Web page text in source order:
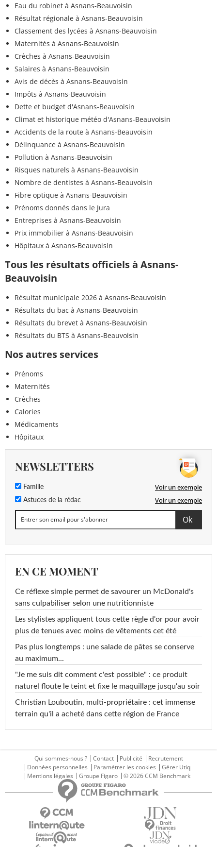
Eau du robinet à Asnans-Beauvoisin
Résultat régionale à Asnans-Beauvoisin
Classement des lycées à Asnans-Beauvoisin
Maternités à Asnans-Beauvoisin
Crèches à Asnans-Beauvoisin
Salaires à Asnans-Beauvoisin
Avis de décès à Asnans-Beauvoisin
Impôts à Asnans-Beauvoisin
Dette et budget d'Asnans-Beauvoisin
Climat et historique météo d'Asnans-Beauvoisin
Accidents de la route à Asnans-Beauvoisin
Délinquance à Asnans-Beauvoisin
Pollution à Asnans-Beauvoisin
Risques naturels à Asnans-Beauvoisin
Nombre de dentistes à Asnans-Beauvoisin
Fibre optique à Asnans-Beauvoisin
Prénoms donnés dans le Jura
Entreprises à Asnans-Beauvoisin
Prix immobilier à Asnans-Beauvoisin
Hôpitaux à Asnans-Beauvoisin
Tous les résultats officiels à Asnans-
Beauvoisin
Résultat municipale 2026 à Asnans-Beauvoisin
Résultats du bac à Asnans-Beauvoisin
Résultats du brevet à Asnans-Beauvoisin
Résultats du BTS à Asnans-Beauvoisin
Nos autres services
Prénoms
Maternités
Crèches
Calories
Médicaments
Hôpitaux
NEWSLETTERS
Famille Voir un exemple
Astuces de la rédac Voir un exemple
EN CE MOMENT
Ce réflexe simple permet de savourer un McDonald's
sans culpabiliser selon une nutritionniste
Les stylistes appliquent tous cette règle d'or pour avoir
plus de tenues avec moins de vêtements cet été
Pas plus longtemps : une salade de pâtes se conserve
au maximum...
"Je me suis dit comment c'est possible" : ce produit
naturel floute le teint et fixe le maquillage jusqu'au soir
Christian Louboutin, multi-propriétaire : cet immense
terrain qu'il a acheté dans cette région de France
Qui sommes-nous ? Contact Publicité
Recrutement
Données personnelles
Paramétrer les cookies
Gérer Utiq
Mentions légales
Groupe Figaro © 2026 CCM Benchmark